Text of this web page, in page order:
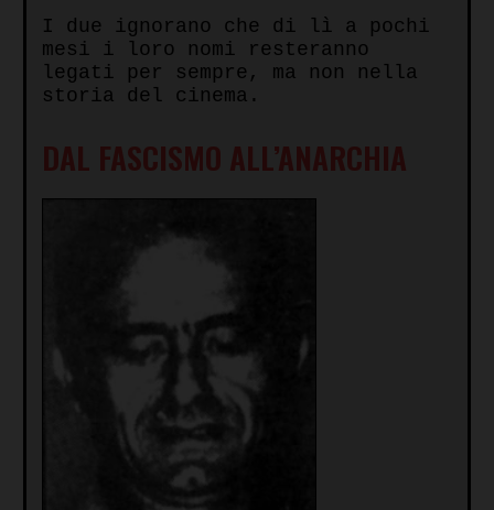
I due ignorano che di lì a pochi
mesi i loro nomi resteranno
legati per sempre, ma non nella
storia del cinema.
DAL FASCISMO ALL’ANARCHIA